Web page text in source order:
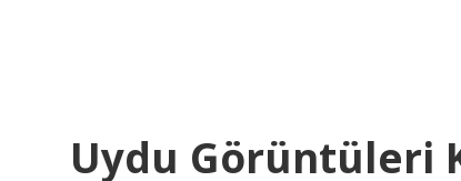
Uydu Görüntüleri